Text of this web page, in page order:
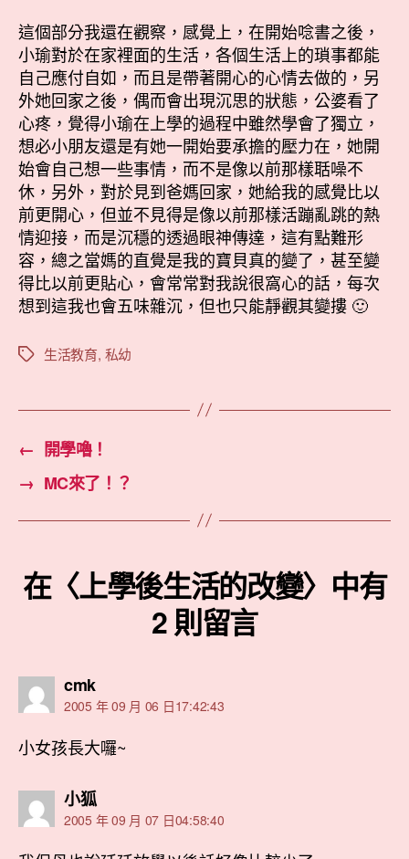
這個部分我還在觀察，感覺上，在開始唸書之後，
小瑜對於在家裡面的生活，各個生活上的瑣事都能
自己應付自如，而且是帶著開心的心情去做的，另
外她回家之後，偶而會出現沉思的狀態，公婆看了
心疼，覺得小瑜在上學的過程中雖然學會了獨立，
想必小朋友還是有她一開始要承擔的壓力在，她開
始會自己想一些事情，而不是像以前那樣聒噪不
休，另外，對於見到爸媽回家，她給我的感覺比以
前更開心，但並不見得是像以前那樣活蹦亂跳的熱
情迎接，而是沉穩的透過眼神傳達，這有點難形
容，總之當媽的直覺是我的寶貝真的變了，甚至變
得比以前更貼心，會常常對我說很窩心的話，每次
想到這我也會五味雜沉，但也只能靜觀其變摟 🙂
標
生活教育, 私幼
← 開學嚕！
→ MC來了！？
在〈上學後生活的改變〉中有
2 則留言
cmk表
示:
2005 年 09 月 06 日17:42:43
小女孩長大囉~
小狐表
示:
2005 年 09 月 07 日04:58:40